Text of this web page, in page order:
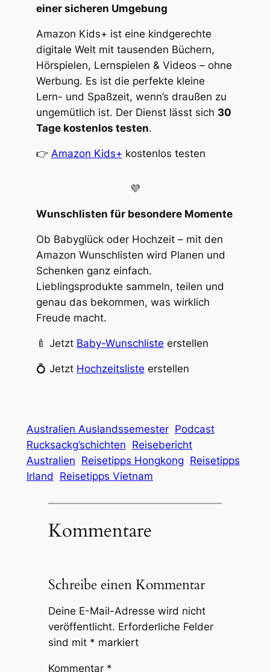
einer sicheren Umgebung
Amazon Kids+ ist eine kindgerechte
digitale Welt mit tausenden Büchern,
Hörspielen, Lernspielen & Videos – ohne
Werbung. Es ist die perfekte kleine
Lern- und Spaßzeit, wenn’s draußen zu
ungemütlich ist. Der Dienst lässt sich 30
Tage kostenlos testen.
👉 Amazon Kids+ kostenlos testen
💜
Wunschlisten für besondere Momente
Ob Babyglück oder Hochzeit – mit den
Amazon Wunschlisten wird Planen und
Schenken ganz einfach.
Lieblingsprodukte sammeln, teilen und
genau das bekommen, was wirklich
Freude macht.
🍼 Jetzt Baby-Wunschliste erstellen
💍 Jetzt Hochzeitsliste erstellen
Australien Auslandssemester Podcast
Rucksackg’schichten Reisebericht
Australien Reisetipps Hongkong Reisetipps
Irland
Reisetipps Vietnam
Kommentare
Schreibe einen Kommentar
Deine E-Mail-Adresse wird nicht
veröffentlicht. Erforderliche Felder
sind mit * markiert
Kommentar *